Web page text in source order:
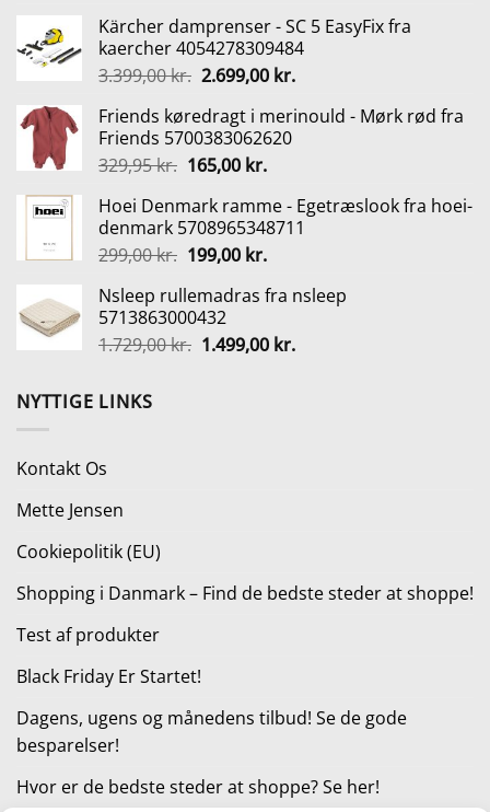
pris
var:
299,95 kr..
pris
er:
229,00 kr..
Kärcher damprenser - SC 5 EasyFix fra
kaercher 4054278309484
3.399,00kr. Den
pris
var:
3.399,00 kr..
2.699,00 kr.Den
pris
Friends køredragt i merinould - Mørk rød fra
Friends 5700383062620
329,95kr. Den
pris
var:
329,95 kr..
165,00 kr.Den
pris
er:
165,00 kr..
Hoei Denmark ramme - Egetræslook fra hoei-
denmark 5708965348711
299,00kr. Den
pris
var:
299,00 kr..
199,00 kr.Den
pris
199,00 kr..
Nsleep rullemadras fra nsleep
5713863000432
1.729,00kr. Den
1.499,00 kr.Den
NYTTIGE LINKS
Kontakt Os
Mette Jensen
Cookiepolitik (EU)
Shopping i Danmark – Find de bedste steder at shoppe!
Test af produkter
Black Friday Er Startet!
Dagens, ugens og månedens tilbud! Se de gode
besparelser!
Hvor er de bedste steder at shoppe? Se her!